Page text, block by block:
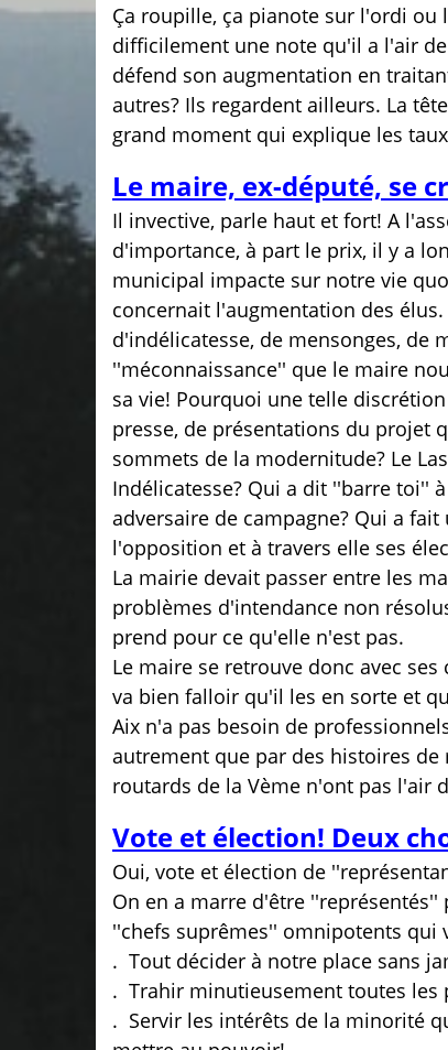
Ça roupille, ça pianote sur l'ordi
difficilement une note qu'il a l'air
défend son augmentation en
autres? Ils regardent ailleurs. La
grand moment qui explique les
Le maire, ex-député, se
Il invective, parle haut et fort! A
d'importance, à part le prix, il y a
municipal impacte sur notre vie
concernait l'augmentation des
d'indélicatesse, de mensonges, de
''méconnaissance'' que le maire
sa vie! Pourquoi une telle
presse, de présentations du projet
sommets de la modernitude? Le
Indélicatesse? Qui a dit ''barre toi''
adversaire de campagne? Qui a
l'opposition et à travers elle ses
La mairie devait passer entre les
problèmes d'intendance non
prend pour ce qu'elle n'est pas.
Le maire se retrouve donc avec
va bien falloir qu'il les en sorte et
Aix n'a pas besoin de
autrement que par des histoires
routards de la Vème n'ont pas l'air
Vote et élection! Deux
Oui, vote et élection de
On en a marre d'être
''chefs suprêmes'' omnipotents qui
. Tout décider à notre place sans
. Trahir minutieusement toutes les
. Servir les intérêts de la minorité